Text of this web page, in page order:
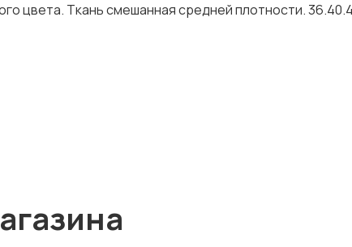
цвета. Ткань смешанная средней плотности.